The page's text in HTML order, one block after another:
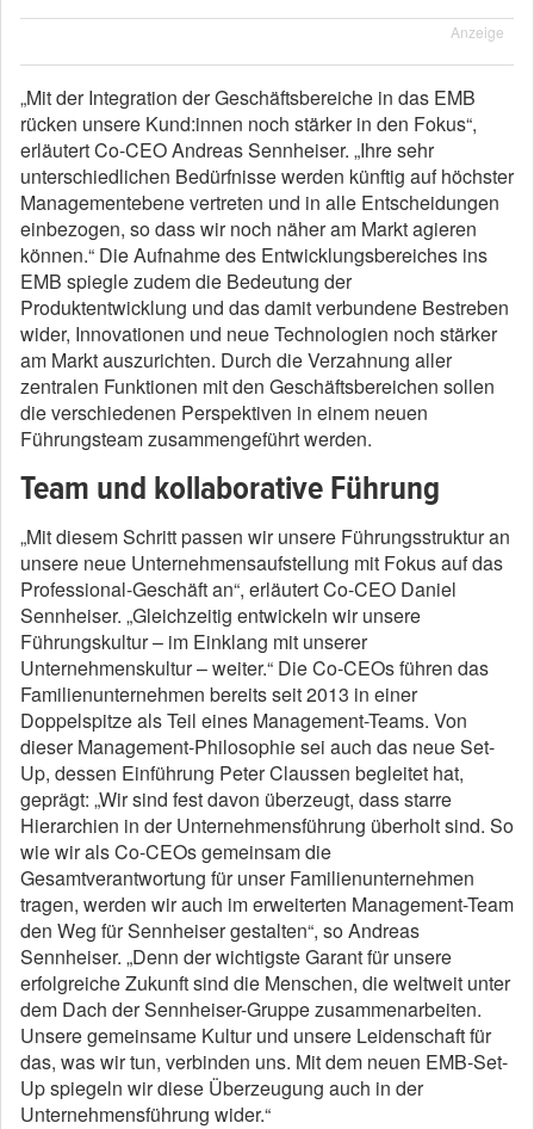
Anzeige
„Mit der Integration der Geschäftsbereiche in das EMB
rücken unsere Kund:innen noch stärker in den Fokus“,
erläutert Co-CEO Andreas Sennheiser. „Ihre sehr
unterschiedlichen Bedürfnisse werden künftig auf höchster
Managementebene vertreten und in alle Entscheidungen
einbezogen, so dass wir noch näher am Markt agieren
können.“ Die Aufnahme des Entwicklungsbereiches ins
EMB spiegle zudem die Bedeutung der
Produktentwicklung und das damit verbundene Bestreben
wider, Innovationen und neue Technologien noch stärker
am Markt auszurichten. Durch die Verzahnung aller
zentralen Funktionen mit den Geschäftsbereichen sollen
die verschiedenen Perspektiven in einem neuen
Führungsteam zusammengeführt werden. ​
Team und kollaborative Führung
„Mit diesem Schritt passen wir unsere Führungsstruktur an
unsere neue Unternehmensaufstellung mit Fokus auf das
Professional-Geschäft an“, erläutert Co-CEO Daniel
Sennheiser. „Gleichzeitig entwickeln wir unsere
Führungskultur – im Einklang mit unserer
Unternehmenskultur – weiter.“ Die Co-CEOs führen das
Familienunternehmen bereits seit 2013 in einer
Doppelspitze als Teil eines Management-Teams. Von
dieser Management-Philosophie sei auch das neue Set-
Up, dessen Einführung Peter Claussen begleitet hat,
geprägt: „Wir sind fest davon überzeugt, dass starre
Hierarchien in der Unternehmensführung überholt sind. So
wie wir als Co-CEOs gemeinsam die
Gesamtverantwortung für unser Familienunternehmen
tragen, werden wir auch im erweiterten Management-Team
den Weg für Sennheiser gestalten“, so Andreas
Sennheiser. „Denn der wichtigste Garant für unsere
erfolgreiche Zukunft sind die Menschen, die weltweit unter
dem Dach der Sennheiser-Gruppe zusammenarbeiten.
Unsere gemeinsame Kultur und unsere Leidenschaft für
das, was wir tun, verbinden uns. Mit dem neuen EMB-Set-
Up spiegeln wir diese Überzeugung auch in der
Unternehmensführung wider.“